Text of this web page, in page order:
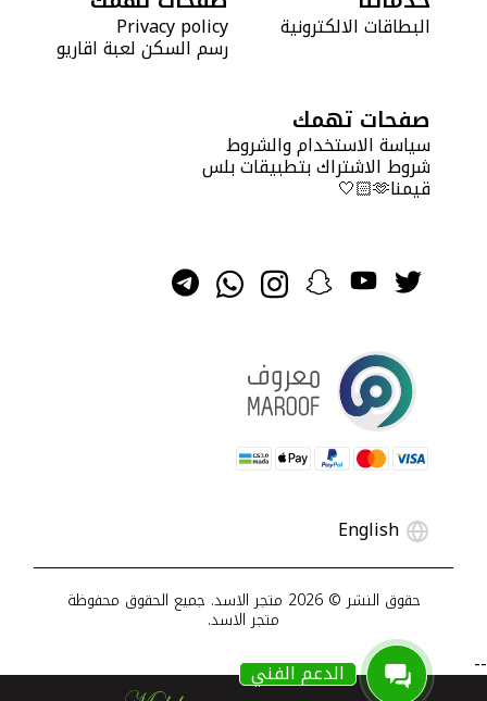
البطاقات الالكترونية Privacy policy
رسم السكن لعبة اقاريو
صفحات تهمك
سياسة الاستخدام والشروط
شروط الاشتراك بتطبيقات بلس
قيمنا🫶🏻🤍
English
حقوق النشر © 2026 متجر الاسد. جميع الحقوق محفوظة
متجر الاسد.
الدعم الفني
--